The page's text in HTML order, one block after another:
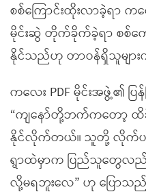
စစ်ကြောင်းထိုးလာခဲ့ရာ က
မိုင်းဆွဲ တိုက်ခိုက်ခဲ့ရာ စစ်က
နိုင်သည်ဟု တာဝန်ရှိသူများ
ကလေး PDF မိုင်းအဖွဲ့၏ ပ
“ကျနော်တို့ဘက်ကတော့
နိုင်လိုက်တယ်။ သူတို့ လိုက်ပ
ရွာထဲမှာက ပြည်သူတွေလ
လို့မရဘူးလေ” ဟု ပြောသ